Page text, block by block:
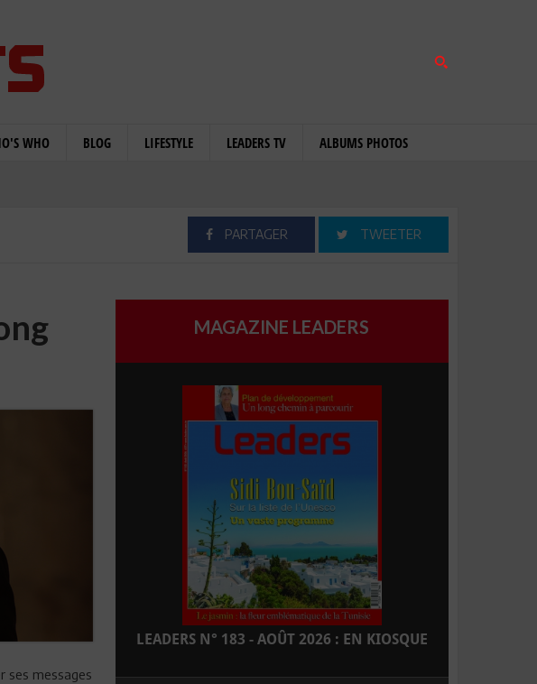
WHO BLOG LIFESTYLE LEADERS TV ALBUMS PHOTOS
PARTAGER TWEETER
ses messages
MAGAZINE LEADERS
LEADERS N° 183 - AOÛT 2026 : EN KIOSQUE